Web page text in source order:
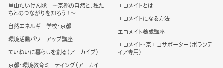
里山たいけん隊 ～京都の自然と、私た
ちとのつながりを知ろう！～
自然エネルギー学校・京都
環境活動パワーアップ講座
ていねいに暮らしを創る（アーカイブ）
京都・環境教育ミーティング（アーカイ
エコメイトとは
エコメイトになる方法
エコメイト養成講座
エコメイト・京エコサポーター(ボランテ
ィア専用)